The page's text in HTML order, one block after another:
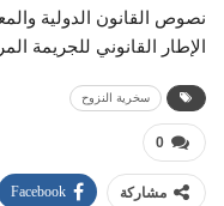
نصوص القانون الدولية
الإطار القانوني للجريمة
سخرية النزوح
0
مشاركة Facebook